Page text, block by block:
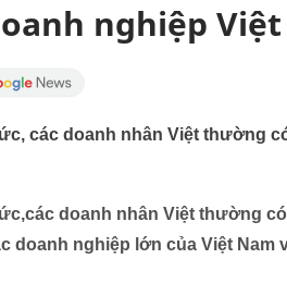
nghiệp Việt
các doanh nhân Việt thường
doanh nhân Việt thường
doanh nghiệp lớn của Việt Nam